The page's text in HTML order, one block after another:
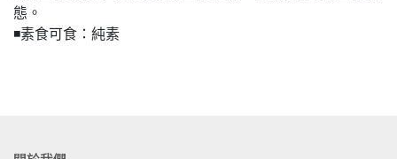
態。
◾️素食可食：純素